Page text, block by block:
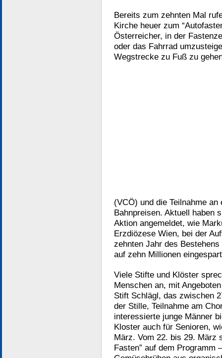
Bereits zum zehnten Mal
Kirche heuer zum
Österreicher, in der
oder das Fahrrad
Wegstrecke zu Fuß zu
(VCÖ) und die Teilnahme
Bahnpreisen. Aktuell haben
Aktion angemeldet, wie
Erzdiözese Wien, bei der
zehnten Jahr des
auf zehn Millionen
Viele Stifte und Klöster
Menschen an, mit
Stift Schlägl, das zwischen
der Stille, Teilnahme am
interessierte junge Männer
Kloster auch für Senioren,
März. Vom 22. bis 29. März
Fasten” auf dem Programm